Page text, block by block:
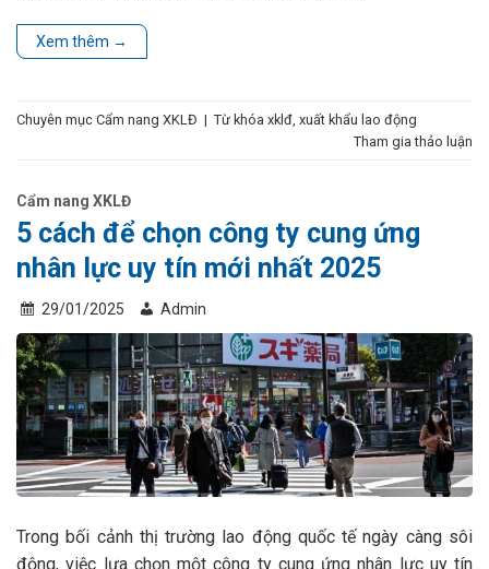
Xem thêm →
Chuyên mục Cẩm nang XKLĐ | Từ khóa xklđ xuất khẩu lao động
Tham gia thảo luận
Cẩm nang XKLĐ
5 cách để chọn công ty cung ứng
nhân lực uy tín mới nhất 2025
29/01/2025 Admin
Trong bối cảnh thị trường lao động quốc tế ngày càng sôi
động, việc lựa chọn một công ty cung ứng nhân lực uy tín